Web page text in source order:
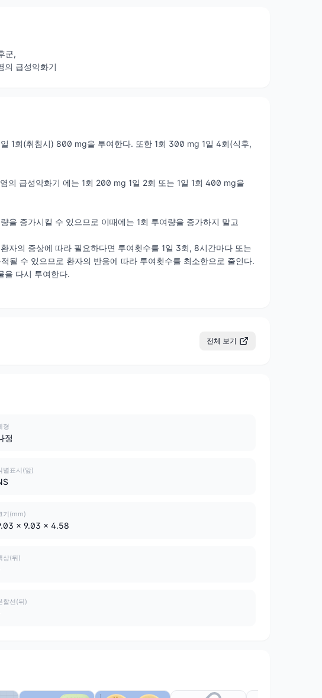
군,
의 급성악화기
1회(취침시) 800 mg을 투여한다. 또한 1회 300 mg 1일 4회(식후,
의 급성악화기 에는 1회 200 mg 1일 2회 또는 1일 1회 400 mg을
을 증가시킬 수 있으므로 이때에는 1회 투여량을 증가하지 말고
자의 증상에 따라 필요하다면 투여횟수를 1일 3회, 8시간마다 또는
될 수 있으므로 환자의 반응에 따라 투여횟수를 최소한으로 줄인다.
을 다시 투여한다.
전체 보기
형
정
별표시(앞)
기(mm)
x 9.03 x 4.58
상(뒤)
할선(뒤)